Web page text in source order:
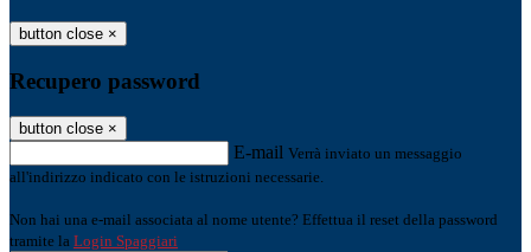
button close ×
Recupero password
button close ×
E-mail Verrà inviato un messaggio
all'indirizzo indicato con le istruzioni necessarie.
Non hai una e-mail associata al nome utente? Effettua il reset della password
tramite la Login Spaggiari